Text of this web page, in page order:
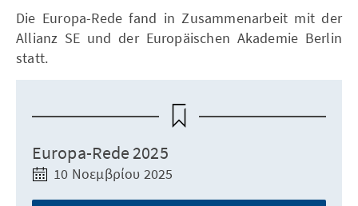
Die Europa-Rede fand in Zusammenarbeit mit der
Allianz SE und der Europäischen Akademie Berlin
statt.
Europa-Rede 2025
10 Νοεμβρίου 2025